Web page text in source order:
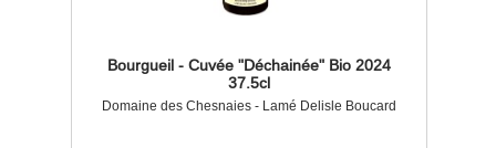
Bourgueil - Cuvée "Déchainée" Bio 2024
37.5cl
Domaine des Chesnaies - Lamé Delisle Boucard